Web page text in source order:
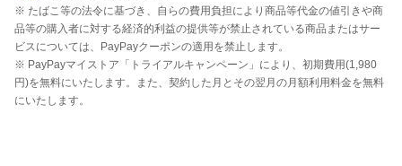
※ たばこ等の法令に基づき、自らの費用負担により商品等代金の値引きや商
品等の購入者に対する経済的利益の提供等が禁止されている商品またはサー
ビスについては、PayPayクーポンの適用を禁止します。
※ PayPayマイストア「トライアルキャンペーン」により、初期費用(1,980
円)を無料にいたします。また、契約した月とその翌月の月額利用料金を無料
にいたします。